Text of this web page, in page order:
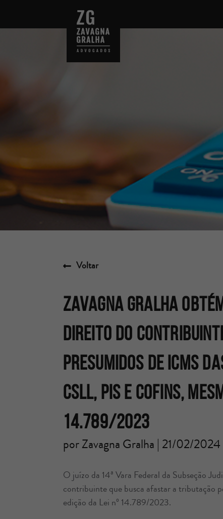
Voltar
ZAVAGNA GRALHA
DIREITO DO
PRESUMIDOS DE ICMS
CSLL, PIS E COFINS,
14.789/2023
por Zavagna Gralha | 21/02/2024
O juízo da 14ª Vara Federal da Subseção
contribuinte que busca afastar a tributação
edição da Lei nº 14.789/2023.